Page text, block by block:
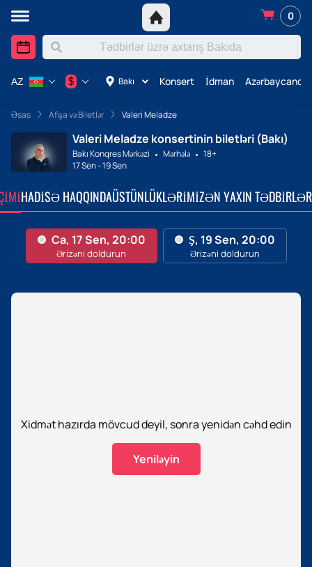
0
Bakı Konsert İdman Azərbaycanda
AZ $
Əsas Afişa və Biletlər Valeri Meladze
Valeri Meladze konsertinin biletləri (Bakı)
Bakı Konqres Mərkəzi Mərhələ
18+
17 Sen-19 Sen
HADISƏ HAQQINDAÜSTÜNLÜKLƏRIMIZƏN YAXIN TƏDBIRLƏR
Xidmət hazırda mövcud deyil, sonra yenidən cəhd edin
Yeniləyin